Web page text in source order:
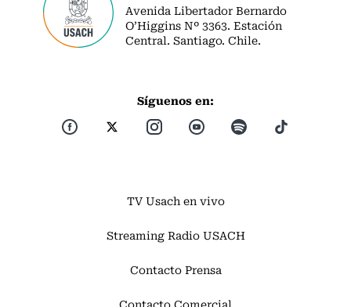
Avenida Libertador Bernardo
O’Higgins Nº 3363. Estación
Central. Santiago. Chile.
Síguenos en:
TV Usach en vivo
Streaming Radio USACH
Contacto Prensa